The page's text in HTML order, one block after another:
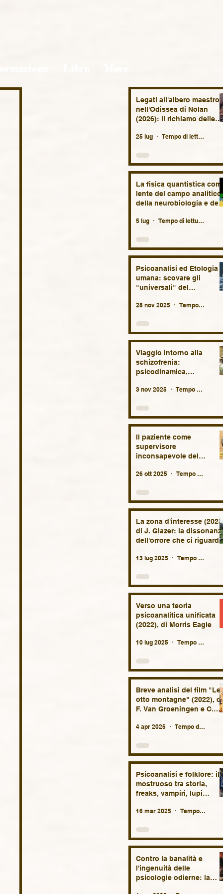
Legati all'albero maestro
nell'Odissea di Nolan
(2026): il richiamo delle
la nostalgia.
25 lug Tempo di lettura: 7 min
La fisica quantistica
lente del campo analitico,
della neurobiologia e
suggestioni speculative.
5 lug Tempo di lettura: 11 min
Psicoanalisi ed Etologia
umana: scovare gli
"universali" del
biologia e antropologia.
28 nov 2025 Tempo di lettura: 23 min
Viaggio intorno alla
schizofrenia:
psicodinamica,
originario, considerazioni
sociologiche.
3 nov 2025 Tempo di lettura: 34 min
Il paziente come
supervisore
inconsapevole del
26 ott 2025 Tempo di lettura: 9 min
La zona d'interesse
di J. Glazer: la
dell'orrore che ci riguarda
che mai.
13 lug 2025 Tempo di lettura: 5 min
Verso una teoria
psicoanalitica unificata
(2022), di Morris Eagle
10 lug 2025 Tempo di lettura: 4 min
Breve analisi del film "Le
otto montagne" (2022), di
F. Van Groeningen e C.
4 apr 2025 Tempo di lettura: 6 min
Psicoanalisi e folklore: il
mostruoso tra storia,
freaks, vampiri, lupi
fantasmi, diavoli e altri
16 mar 2025 Tempo di lettura: 29 min
Contro la banalità e
l'ingenuità delle
psicologie odierne: la